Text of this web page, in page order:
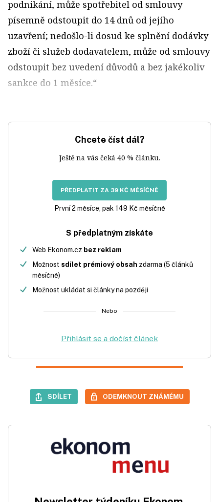
podnikání, může spotřebitel od smlouvy
písemně odstoupit do 14 dnů od jejího
uzavření; nedošlo-li dosud ke splnění dodávky
zboží či služeb dodavatelem, může od smlouvy
odstoupit bez uvedení důvodů a bez jakékoliv
sankce do 1 měsíce.“
Chcete číst dál?
Ještě na vás čeká 40 % článku.
PŘEDPLATIT ZA 39 KČ MĚSÍČNĚ
První 2 měsíce, pak 149 Kč měsíčně
S předplatným získáte
Web Ekonom.cz bez reklam
Možnost sdílet prémiový obsah zdarma (5 článků
měsíčně)
Možnost ukládat si články na později
Nebo
Přihlásit se a dočíst článek
SDÍLET ODEMKNOUT ZNÁMÉMU